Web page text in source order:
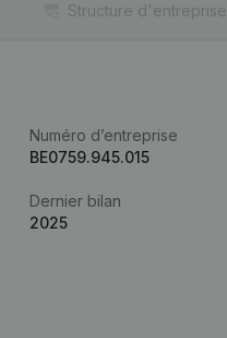
Structure d'entreprise
Numéro d’entreprise
BE0759.945.015
Dernier bilan
2025